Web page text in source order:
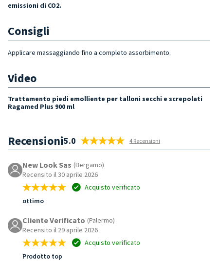
emissioni di CO2.
Consigli
Applicare massaggiando fino a completo assorbimento.
Video
Trattamento piedi emolliente per talloni secchi e screpolati
Ragamed Plus 900 ml
Recensioni5.0 4 Recensioni
New Look Sas (Bergamo)
Recensito il 30 aprile 2026
Acquisto verificato
ottimo
Cliente Verificato (Palermo)
Recensito il 29 aprile 2026
Acquisto verificato
Prodotto top